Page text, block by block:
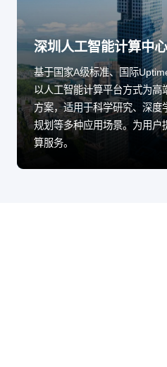
深圳人工智能计算中心
基于国家A级标准、国际
以人工智能计算平台方式为高
方案，适用于科学研究、深度
规划等多种应用场景。为用户
算服务。